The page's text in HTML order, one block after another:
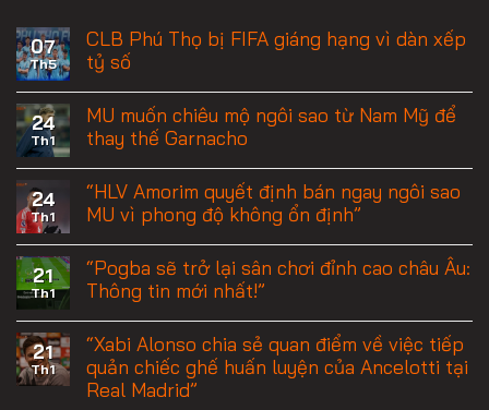
07
Th5
CLB Phú Thọ bị FIFA giáng hạng vì dàn xếp
tỷ số
24
Th1
MU muốn chiêu mộ ngôi sao từ Nam Mỹ để
thay thế Garnacho
24
Th1
“HLV Amorim quyết định bán ngay ngôi sao
MU vì phong độ không ổn định”
21
Th1
“Pogba sẽ trở lại sân chơi đỉnh cao châu Âu:
Thông tin mới nhất!”
21
Th1
“Xabi Alonso chia sẻ quan điểm về việc tiếp
quản chiếc ghế huấn luyện của Ancelotti tại
Real Madrid”